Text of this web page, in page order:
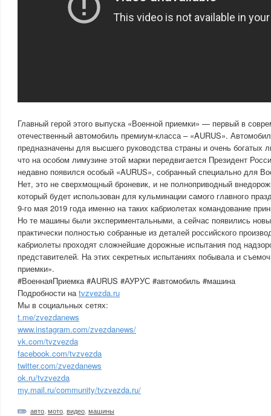
Главный герой этого выпуска «Военной приемки» — первый в
отечественный автомобиль премиум-класса – «AURUS».
предназначены для высшего руководства страны и очень богатых
что на особом лимузине этой марки передвигается Президент
недавно появился особый «AURUS», собранный специально для
Нет, это не сверхмощный броневик, и не полноприводный
который будет использован для кульминации самого главного
9-го мая 2019 года именно на таких кабриолетах командование
Но те машины были экспериментальными, а сейчас появились
практически полностью собранные из деталей российского
кабриолеты проходят сложнейшие дорожные испытания под
представителей. На этих секретных испытаниях побывала и
приемки».
#ВоеннаяПриемка #AURUS #АУРУС #автомобиль #машина
Подробности наtvzvezda.ru
Мы в социальных сетях:
t.me/zvezdanews
www.instagram.com/zvezdanews/
vk.com/tvzvezda
facebook.com/tvzvezda
twitter.com/zvezdanews
ok.ru/tvzvezda
my.mail.ru/community/tvzvezda.ru/
авто мото видео машины